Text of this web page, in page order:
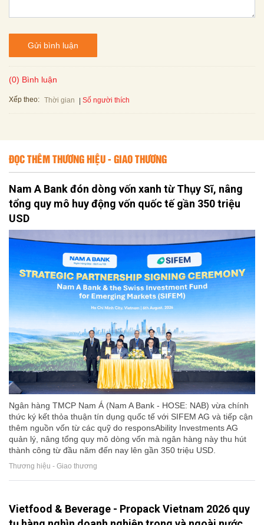
Gửi bình luận
(0) Bình luận
Xếp theo: Thời gian Số người thích
ĐỌC THÊM THƯƠNG HIỆU - GIAO THƯƠNG
Nam A Bank đón dòng vốn xanh từ Thụy Sĩ, nâng
tổng quy mô huy động vốn quốc tế gần 350 triệu
USD
Ngân hàng TMCP Nam Á (Nam A Bank - HOSE: NAB) vừa chính
thức ký kết thỏa thuận tín dụng quốc tế với SIFEM AG và tiếp cận
thêm nguồn vốn từ các quỹ do responsAbility Investments AG
quản lý, nâng tổng quy mô dòng vốn mà ngân hàng này thu hút
thành công từ đầu năm đến nay lên gần 350 triệu USD.
Thương hiệu - Giao thương
Vietfood & Beverage - Propack Vietnam 2026 quy